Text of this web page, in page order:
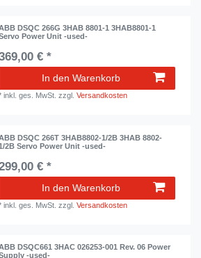
DSQC 266G 3HAB 8801-1 3HAB8801-1
Power Unit -used-
€ *
In den Warenkorb
inkl. ges. MwSt. zzgl.Versandkosten
DSQC 266T 3HAB8802-1/2B 3HAB 8802-
2B Servo Power Unit -used-
€ *
In den Warenkorb
inkl. ges. MwSt. zzgl.Versandkosten
DSQC661 3HAC 026253-001 Rev. 06 Power
-used-